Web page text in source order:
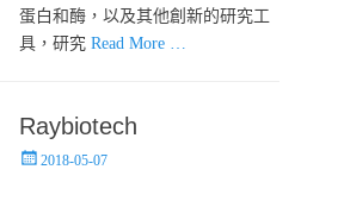
蛋白和酶，以及其他創新的研究工
具，研究Read More …
Raybiotech
Posted2018-05-07